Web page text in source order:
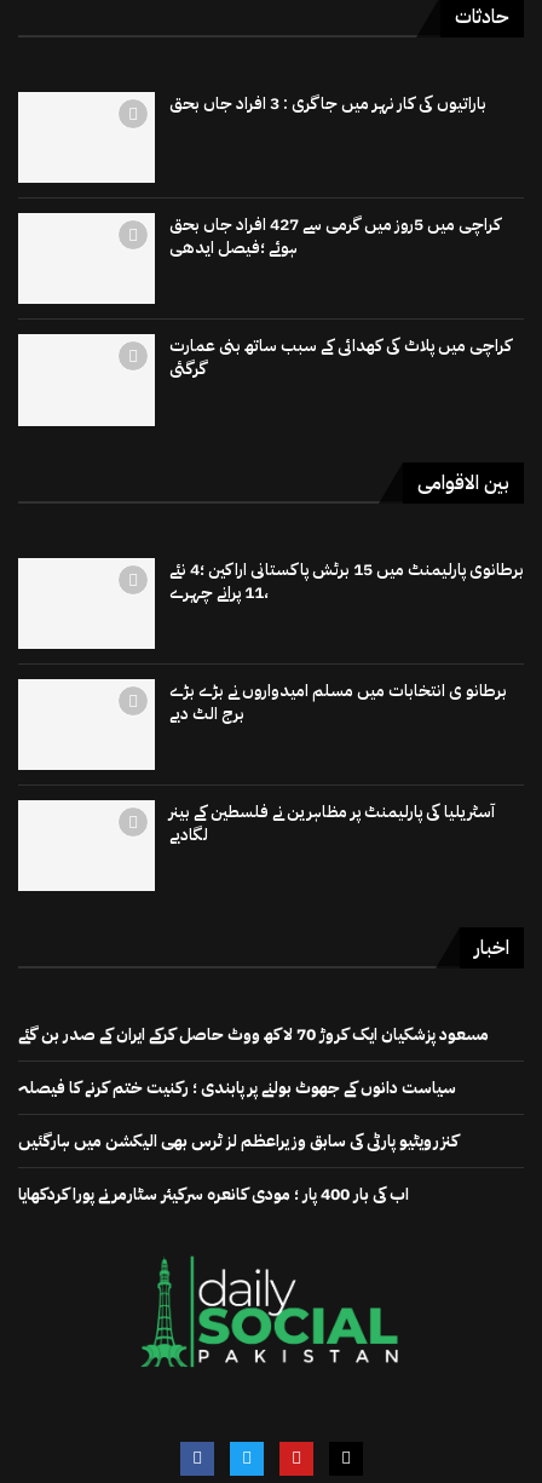
حادثات
باراتیوں کی کار نہر میں جاگری : 3 افراد جاں بحق
کراچی میں 5روز میں گرمی سے 427 افراد جاں بحق
ہوئے ؛فیصل ایدھی
کراچی میں پلاٹ کی کھدائی کے سبب ساتھ بنی عمارت
گرگئی
بین الاقوامی
برطانوی پارلیمنٹ میں 15 برٹش پاکستانی اراکین ؛4 نئے
،11 پرانے چہرے
برطانو ی انتخابات میں مسلم امیدواروں نے بڑے بڑے
برج الٹ دیے
آسٹریلیا کی پارلیمنٹ پر مظاہرین نے فلسطین کے بینر
لگادیے
اخبار
مسعود پزشکیان ایک کروڑ 70 لاکھ ووٹ حاصل کرکے ایران کے صدر بن گئے
سیاست دانوں کے جھوٹ بولنے پر پابندی ؛ رکنیت ختم کرنے کا فیصلہ
کنزرویٹیو پارٹی کی سابق وزیراعظم لز ٹرس بھی الیکشن میں ہارگئیں
اب کی بار 400 پار ؛ مودی کانعرہ سرکیئر سٹارمر نے پورا کردکھایا